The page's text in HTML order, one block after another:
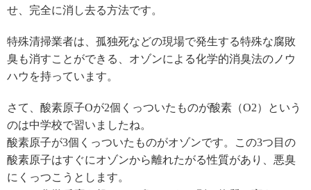
せ、完全に消し去る方法です。
特殊清掃業者は、孤独死などの現場で発生する特殊な腐敗
臭も消すことができる、オゾンによる化学的消臭法のノウ
ハウを持っています。
さて、酸素原子Oが2個くっついたものが酸素（O2）という
のは中学校で習いましたね。
酸素原子が3個くっついたものがオゾンです。この3つ目の
酸素原子はすぐにオゾンから離れたがる性質があり、悪臭
にくっつこうとします。